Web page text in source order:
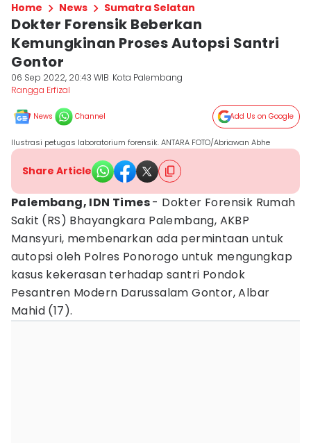
Home News Sumatra Selatan
Dokter Forensik Beberkan
Kemungkinan Proses Autopsi Santri
Gontor
06 Sep 2022, 20:43 WIB Kota Palembang
Rangga Erfizal
News Channel Add Us on Google
Ilustrasi petugas laboratorium forensik. ANTARA FOTO/Abriawan Abhe
Share Article
Palembang, IDN Times- Dokter Forensik Rumah
Sakit (RS) Bhayangkara Palembang, AKBP
Mansyuri, membenarkan ada permintaan untuk
autopsi oleh Polres Ponorogo untuk mengungkap
kasus kekerasan terhadap santri Pondok
Pesantren Modern Darussalam Gontor, Albar
Mahid (17).